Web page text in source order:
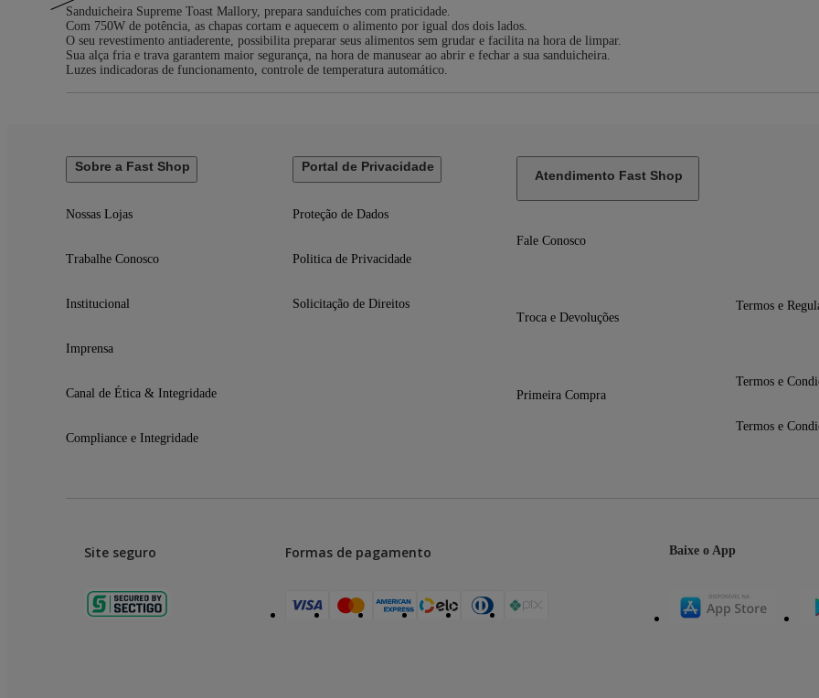
Sanduicheira Supreme Toast Mallory, prepara sanduíches com praticidade.
Com 750W de potência, as chapas cortam e aquecem o alimento por igual dos dois lados.
O seu revestimento antiaderente, possibilita preparar seus alimentos sem grudar e facilita na hora de limpar.
Sua alça fria e trava garantem maior segurança, na hora de manusear ao abrir e fechar a sua sanduicheira.
Luzes indicadoras de funcionamento, controle de temperatura automático.
Sobre a Fast Shop
Nossas Lojas
Trabalhe Conosco
Institucional
Imprensa
Canal de Ética & Integridade
Compliance e Integridade
Portal de Privacidade
Proteção de Dados
Politica de Privacidade
Solicitação de Direitos
Atendimento Fast Shop
Fale Conosco
Troca e Devoluções
Primeira Compra
Termos e
Termos e
Termos e
Site seguro Formas de pagamento Baixe o App